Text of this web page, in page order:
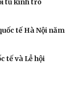
thông qua hợp
phòng không
vụ ứng phó tình